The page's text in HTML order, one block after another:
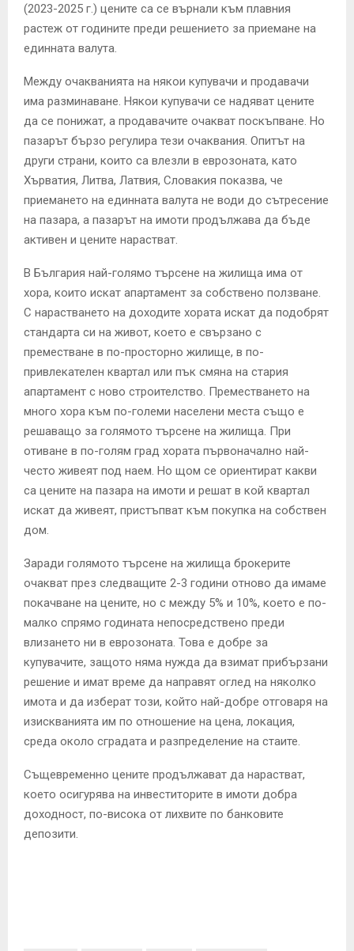
(2023-2025 г.) цените са се върнали към плавния
растеж от годините преди решението за приемане на
единната валута.
Между очакванията на някои купувачи и продавачи
има разминаване. Някои купувачи се надяват цените
да се понижат, а продавачите очакват поскъпване. Но
пазарът бързо регулира тези очаквания. Опитът на
други страни, които са влезли в еврозоната, като
Хърватия, Литва, Латвия, Словакия показва, че
приемането на единната валута не води до сътресение
на пазара, а пазарът на имоти продължава да бъде
активен и цените нарастват.
В България най-голямо търсене на жилища има от
хора, които искат апартамент за собствено ползване.
С нарастването на доходите хората искат да подобрят
стандарта си на живот, което е свързано с
преместване в по-просторно жилище, в по-
привлекателен квартал или пък смяна на стария
апартамент с ново строителство. Преместването на
много хора към по-големи населени места също е
решаващо за голямото търсене на жилища. При
отиване в по-голям град хората първоначално най-
често живеят под наем. Но щом се ориентират какви
са цените на пазара на имоти и решат в кой квартал
искат да живеят, пристъпват към покупка на собствен
дом.
Заради голямото търсене на жилища брокерите
очакват през следващите 2-3 години отново да имаме
покачване на цените, но с между 5% и 10%, което е по-
малко спрямо годината непосредствено преди
влизането ни в еврозоната. Това е добре за
купувачите, защото няма нужда да взимат прибързани
решение и имат време да направят оглед на няколко
имота и да изберат този, който най-добре отговаря на
изискванията им по отношение на цена, локация,
среда около сградата и разпределение на стаите.
Същевременно цените продължават да нарастват,
което осигурява на инвеститорите в имоти добра
доходност, по-висока от лихвите по банковите
депозити.